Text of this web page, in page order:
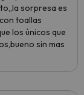
sorpresa es
toallas
los únicos que
sin mas